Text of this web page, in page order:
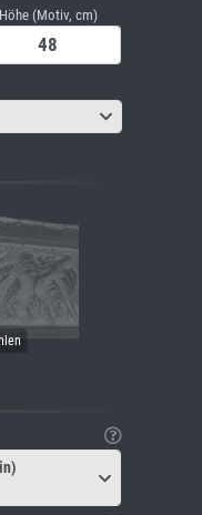
Höhe (Motiv, cm)